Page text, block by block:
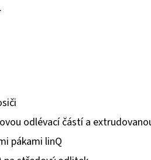
odlévací částí a
pákami linQ